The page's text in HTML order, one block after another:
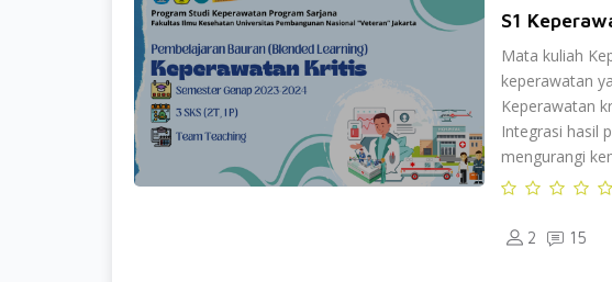
S1
Mata kuliah
keperawatan
Keperawatan
Integrasi hasil
mengurangi
2 15